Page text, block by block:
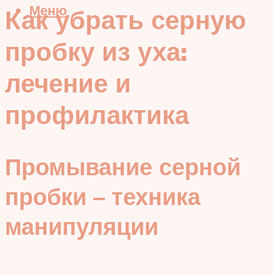
Меню
Как убрать серную
пробку из уха:
лечение и
профилактика
Промывание серной
пробки – техника
манипуляции